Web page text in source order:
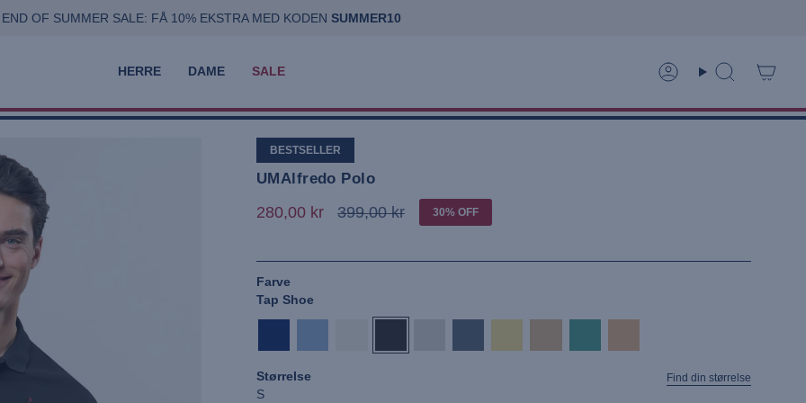
END OF SUMMER SALE: FÅ 10% EKSTRA MED KODEN SUMMER10
Fri fragt over 399 kr. Levering 1-3 hverdage Betal med MobilePay
HERRE DAME SALE
KontoSøg
BESTSELLER
UMAlfredo Polo
280,00 kr 399,00 kr 30% OFF
Farve
Tap Shoe
Størrelse Find din størrelse
S